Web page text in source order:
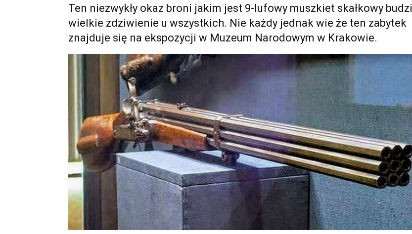
Ten niezwykły okaz broni jakim jest 9-lufowy muszkiet skałkowy budzi
wielkie zdziwienie u wszystkich. Nie każdy jednak wie że ten zabytek
znajduje się na ekspozycji w Muzeum Narodowym w Krakowie.